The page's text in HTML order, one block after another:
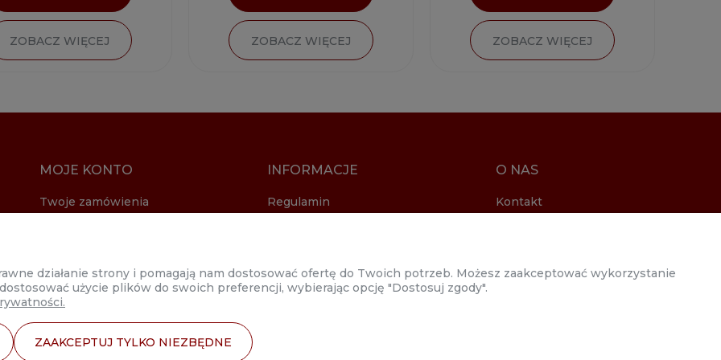
ZOBACZ WIĘCEJ ZOBACZ WIĘCEJ ZOBACZ WIĘCEJ
MOJE KONTO
Twoje zamówienia
INFORMACJE
Regulamin
Zwroty i reklamacje
O NAS
Kontakt
działanie strony i pomagają nam dostosować ofertę do Twoich potrzeb. Możesz zaakceptować wykorzystanie
użycie plików do swoich preferencji, wybierając opcję "Dostosuj zgody".
ZAAKCEPTUJ TYLKO NIEZBĘDNE